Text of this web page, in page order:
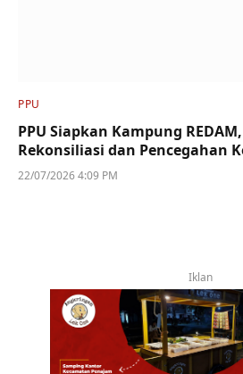
PPU
PPU Siapkan Kampung
Rekonsiliasi dan Pencegahan
22/07/2026 4:09 PM
Iklan